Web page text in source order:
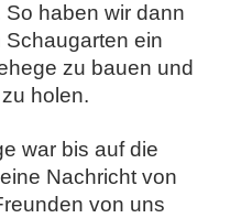
haben wir dann
ein
zu bauen und
holen.
war bis auf die
Nachricht von
von uns